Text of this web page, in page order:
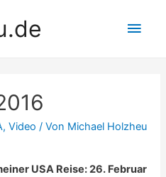
,Video / Von Michael Holzheu
USA Reise: 26. Februar